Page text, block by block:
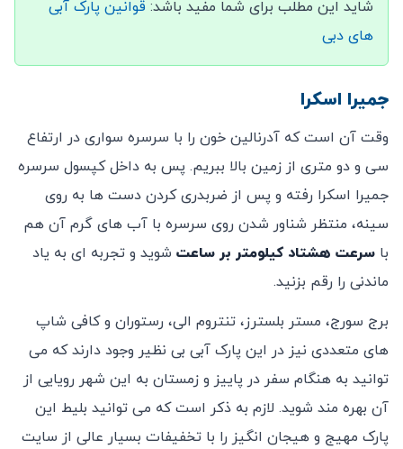
شاید این مطلب برای شما مفید باشد: قوانین پارک آبی
های دبی
جمیرا اسکرا
وقت آن است که آدرنالین خون را با سرسره سواری در ارتفاع
سی و دو متری از زمین بالا ببریم. پس به داخل کپسول سرسره
جمیرا اسکرا رفته و پس از ضربدری کردن دست ها به روی
سینه، منتظر شناور شدن روی سرسره با آب های گرم آن هم
با سرعت هشتاد کیلومتر بر ساعت شوید و تجربه ای به یاد
ماندنی را رقم بزنید.
برج سورج، مستر بلسترز، تنتروم الی، رستوران و کافی شاپ
های متعددی نیز در این پارک آبی بی نظیر وجود دارند که می
توانید به هنگام سفر در پاییز و زمستان به این شهر رویایی از
آن بهره مند شوید. لازم به ذکر است که می توانید بلیط این
پارک مهیج و هیجان انگیز را با تخفیفات بسیار عالی از سایت